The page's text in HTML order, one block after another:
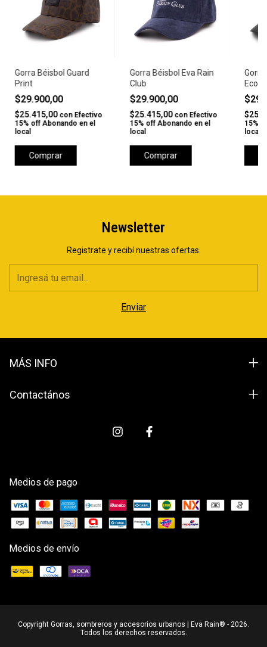
Gorra Béisbol Guard
Print
$29.900,00
$25.415,00 con Efectivo
15% off Abonando en el
local
Comprar
Gorra Béisbol Eva Rain
Club
$29.900,00
$25.415,00 con Efectivo
15% off Abonando en el
local
Comprar
Gorra
15%
local
Newsletter
Registrate y recibí nuestras ofertas.
MÁS INFO
Contactános
Medios de pago
Medios de envío
Copyright Gorras, sombreros y accesorios urbanos | Eva Rain® - 2026.
Todos los derechos reservados.